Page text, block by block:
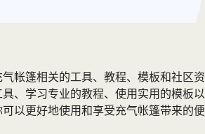
帐篷相关的工具、教程、模板和社区资
、学习专业的教程、使用实用的模板以
以更好地使用和享受充气帐篷带来的便